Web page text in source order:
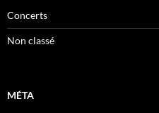
Concerts
Non classé
MÉTA